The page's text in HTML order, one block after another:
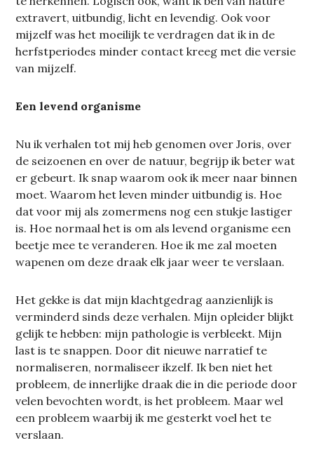
extravert, uitbundig, licht en levendig. Ook voor
mijzelf was het moeilijk te verdragen dat ik in de
herfstperiodes minder contact kreeg met die versie
van mijzelf.
Een levend organisme
Nu ik verhalen tot mij heb genomen over Joris, over
de seizoenen en over de natuur, begrijp ik beter wat
er gebeurt. Ik snap waarom ook ik meer naar binnen
moet. Waarom het leven minder uitbundig is. Hoe
dat voor mij als zomermens nog een stukje lastiger
is. Hoe normaal het is om als levend organisme een
beetje mee te veranderen. Hoe ik me zal moeten
wapenen om deze draak elk jaar weer te verslaan.
Het gekke is dat mijn klachtgedrag aanzienlijk is
verminderd sinds deze verhalen. Mijn opleider blijkt
gelijk te hebben: mijn pathologie is verbleekt. Mijn
last is te snappen. Door dit nieuwe narratief te
normaliseren, normaliseer ikzelf. Ik ben niet het
probleem, de innerlijke draak die in die periode door
velen bevochten wordt, is het probleem. Maar wel
een probleem waarbij ik me gesterkt voel het te
verslaan.